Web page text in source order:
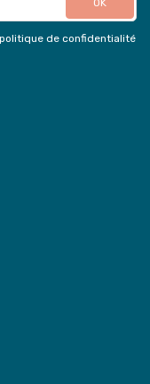
de confidentialité